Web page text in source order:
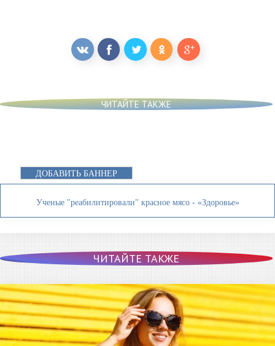
ЧИТАЙТЕ ТАКЖЕ
ДОБАВИТЬ БАННЕР
Ученые "реабилитировали" красное мясо - «Здоровье»
ЧИТАЙТЕ ТАКЖЕ